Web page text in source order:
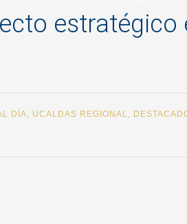
estratégico
DÍA, UCALDAS REGIONAL,